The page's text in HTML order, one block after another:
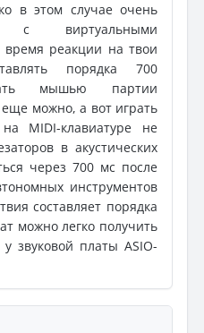
в этом случае очень
с виртуальными
время реакции на твои
порядка 700
мышью партии
можно, а вот играть
MIDI-клавиатуре не
в акустических
через 700 мс после
инструментов
составляет порядка
можно легко получить
звуковой платы ASIO-